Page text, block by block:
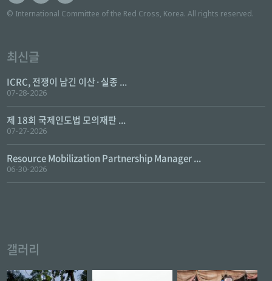
© International Committee of the Red Cross, Korea. All rights reserved.
최신글
ICRC, 전쟁이 남긴 이산·실종 ...
07-28-2026
제 18회 국제인도법 모의재판 ...
07-27-2026
Resource Mobilization Partnership Manager ...
06-30-2026
갤러리